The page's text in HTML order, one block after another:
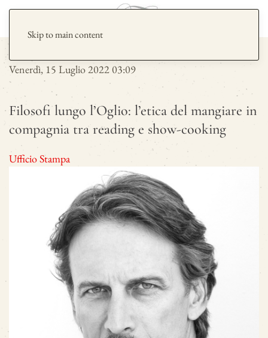
Skip to main content
Venerdì, 15 Luglio 2022 03:09
Filosofi lungo l’Oglio: l’etica del mangiare in
compagnia tra reading e show-cooking
Ufficio Stampa